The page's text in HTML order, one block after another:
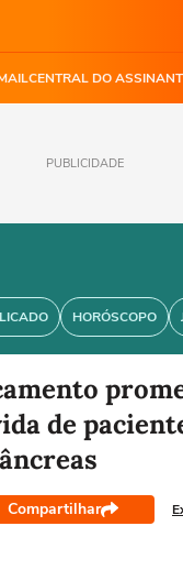
CENTRAL DO
PUBLICIDADE
HORÓSCOPO
de
Compartilhar